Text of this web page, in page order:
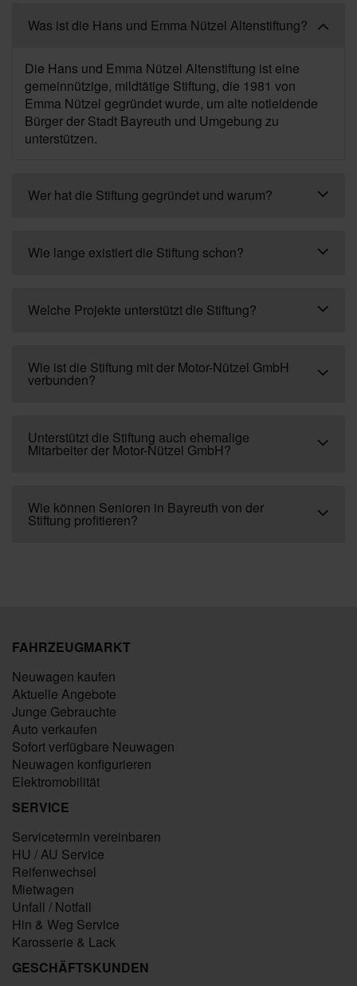
Was ist die Hans und Emma Nützel Altenstiftung?
Die Hans und Emma Nützel Altenstiftung ist eine
gemeinnützige, mildtätige Stiftung, die 1981 von
Emma Nützel gegründet wurde, um alte notleidende
Bürger der Stadt Bayreuth und Umgebung zu
unterstützen.
Wer hat die Stiftung gegründet und warum?
Wie lange existiert die Stiftung schon?
Welche Projekte unterstützt die Stiftung?
Wie ist die Stiftung mit der Motor-Nützel GmbH
verbunden?
Unterstützt die Stiftung auch ehemalige
Mitarbeiter der Motor-Nützel GmbH?
Wie können Senioren in Bayreuth von der
Stiftung profitieren?
FAHRZEUGMARKT
Neuwagen kaufen
Aktuelle Angebote
Junge Gebrauchte
Auto verkaufen
Sofort verfügbare Neuwagen
Neuwagen konfigurieren
Elektromobilität
SERVICE
Servicetermin vereinbaren
HU / AU Service
Reifenwechsel
Mietwagen
Unfall / Notfall
Hin & Weg Service
Karosserie & Lack
GESCHÄFTSKUNDEN